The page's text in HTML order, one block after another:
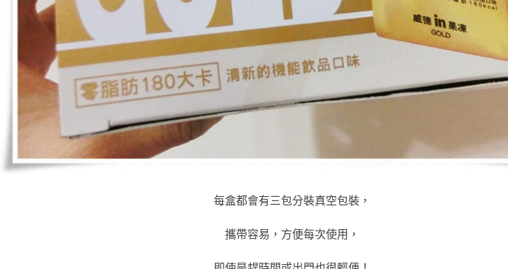
每盒都會有三包分裝真空包裝，
攜帶容易，方便每次使用，